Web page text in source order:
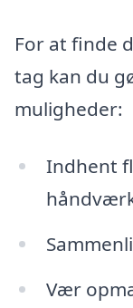
For at finde
tag kan du
muligheder:
Indhent
Vær